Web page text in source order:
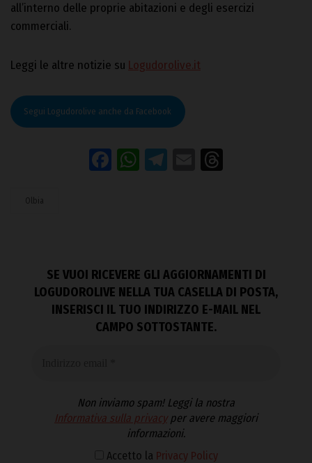
all’interno delle proprie abitazioni e degli esercizi
commerciali.
Leggi le altre notizie su Logudorolive.it
Segui Logudorolive anche da Facebook
Facebook
WhatsApp
Telegram
Email
Olbia
SE VUOI RICEVERE GLI AGGIORNAMENTI DI
LOGUDOROLIVE NELLA TUA CASELLA DI POSTA,
INSERISCI IL TUO INDIRIZZO E-MAIL NEL
CAMPO SOTTOSTANTE.
Non inviamo spam! Leggi la nostra
Informativa sulla privacyper avere maggiori
informazioni.
Accetto la Privacy Policy